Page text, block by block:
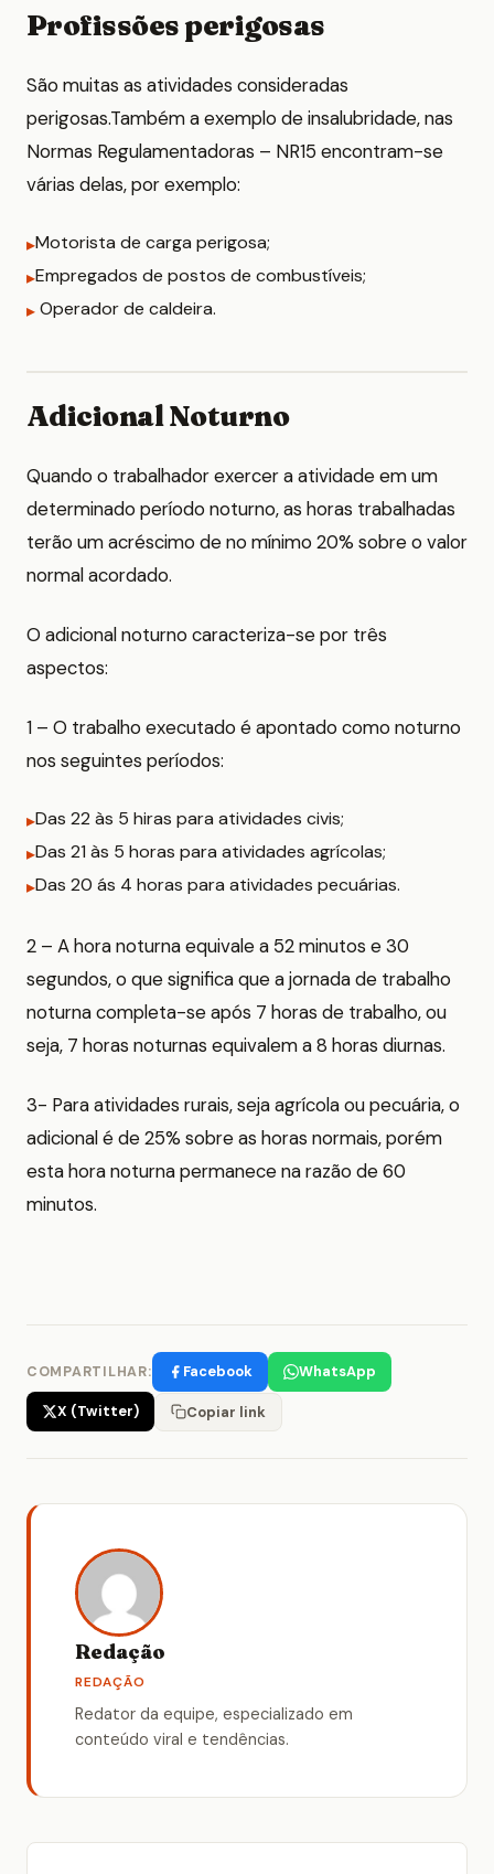
Profissões perigosas
São muitas as atividades consideradas
perigosas.Também a exemplo de insalubridade, nas
Normas Regulamentadoras – NR15 encontram-se
várias delas, por exemplo:
Motorista de carga perigosa;
Empregados de postos de combustíveis;
Operador de caldeira.
Adicional Noturno
Quando o trabalhador exercer a atividade em um
determinado período noturno, as horas trabalhadas
terão um acréscimo de no mínimo 20% sobre o valor
normal acordado.
O adicional noturno caracteriza-se por três
aspectos:
1 – O trabalho executado é apontado como noturno
nos seguintes períodos:
Das 22 às 5 hiras para atividades civis;
Das 21 às 5 horas para atividades agrícolas;
Das 20 ás 4 horas para atividades pecuárias.
2 – A hora noturna equivale a 52 minutos e 30
segundos, o que significa que a jornada de trabalho
noturna completa-se após 7 horas de trabalho, ou
seja, 7 horas noturnas equivalem a 8 horas diurnas.
3- Para atividades rurais, seja agrícola ou pecuária, o
adicional é de 25% sobre as horas normais, porém
esta hora noturna permanece na razão de 60
minutos.
COMPARTILHAR: Facebook WhatsApp
X (Twitter) Copiar link
Redação
REDAÇÃO
Redator da equipe, especializado em
conteúdo viral e tendências.